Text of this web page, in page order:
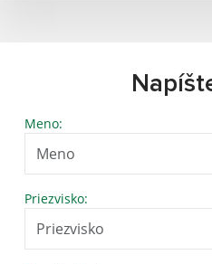
Meno:
Priezvisko: